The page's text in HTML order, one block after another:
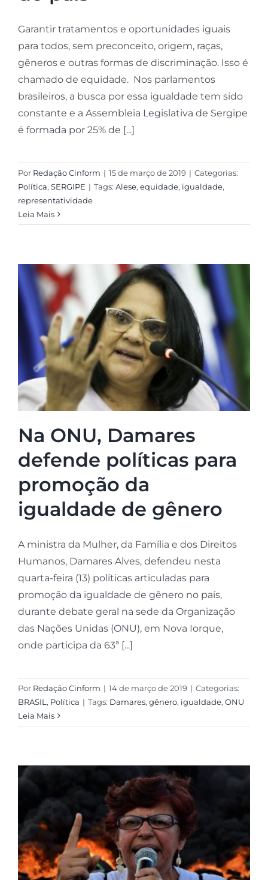
Garantir tratamentos e oportunidades iguais
para todos, sem preconceito, origem, raças,
gêneros e outras formas de discriminação. Isso é
chamado de equidade. Nos parlamentos
brasileiros, a busca por essa igualdade tem sido
constante e a Assembleia Legislativa de Sergipe
é formada por 25% de [...]
Por Redação Cinform | 15 de março de 2019 | Categorias:
Política, SERGIPE | Tags: Alese, equidade, igualdade,
representatividade
Leia Mais
Na ONU, Damares
defende políticas para
promoção da
igualdade de gênero
A ministra da Mulher, da Família e dos Direitos
Humanos, Damares Alves, defendeu nesta
quarta-feira (13) políticas articuladas para
promoção da igualdade de gênero no país,
durante debate geral na sede da Organização
das Nações Unidas (ONU), em Nova Iorque,
onde participa da 63ª [...]
Por Redação Cinform | 14 de março de 2019 | Categorias:
BRASIL, Política | Tags: Damares, gênero, igualdade, ONU
Leia Mais